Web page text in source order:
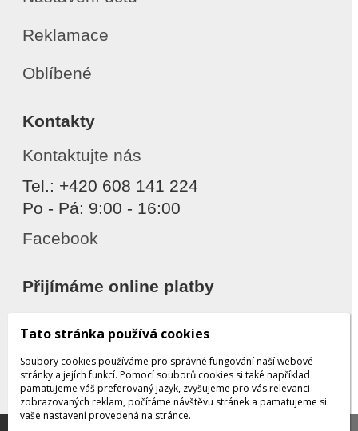
Reklamace
Oblíbené
Kontakty
Kontaktujte nás
Tel.: +420 608 141 224
Po - Pá: 9:00 - 16:00
Facebook
Přijímáme online platby
Děkujeme za důvěru
Tato stránka používá cookies
Soubory cookies používáme pro správné fungování naší webové
stránky a jejích funkcí. Pomocí souborů cookies si také například
pamatujeme váš preferovaný jazyk, zvyšujeme pro vás relevanci
zobrazovaných reklam, počítáme návštěvu stránek a pamatujeme si
vaše nastavení provedená na stránce.